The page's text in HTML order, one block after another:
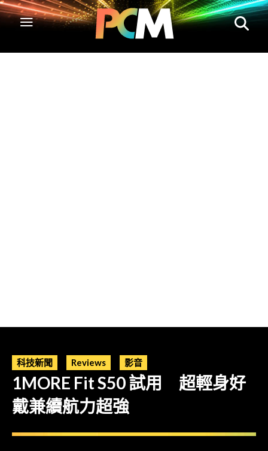
科技新聞 Reviews 影音
1MORE Fit S50 試用 超輕身好
戴兼續航力超強